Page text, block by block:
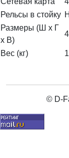
Рельсы в стойку
Размеры (Ш х Г
х В)
Вес (кг)
© D-